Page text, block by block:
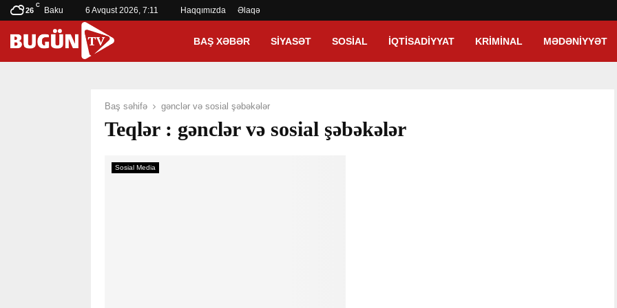
26
C
Baku 6 Avqust 2026, 7:11 Haqqımızda Əlaqə
BAŞ XƏBƏR SIYASƏT SOSIAL İQTISADIYYAT KRIMINAL MƏDƏNIYYƏT
Baş səhifə gənclər və sosial şəbəkələr
Teqlər : gənclər və sosial şəbəkələr
Sosial Media